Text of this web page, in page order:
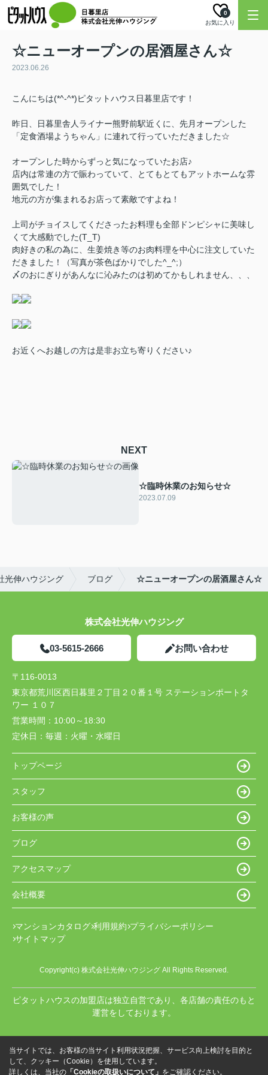
お気に入り
0
☆ニューオープンの居酒屋さん☆
2023.06.26
こんにちは(*^-^*)ピタットハウス日暮里店です！
昨日、日暮里舎人ライナー熊野前駅近くに、先月オープンした
「定食酒場ようちゃん」に連れて行っていただきました☆
オープンした時からずっと気になっていたお店♪
店内は常連の方で賑わっていて、とてもとてもアットホームな雰
囲気でした！
地元の方が集まれるお店って素敵ですよね！
上司がチョイスしてくださったお料理も全部ドンピシャに美味し
くて大感動でした(T_T)
肉好きの私の為に、生姜焼き等のお肉料理を中心に注文していた
だきました！（写真が茶色ばかりでした^_^;）
〆のおにぎりがあんなに沁みたのは初めてかもしれません、、、
お近くへお越しの方は是非お立ち寄りください♪
NEXT
☆臨時休業のお知らせ☆
2023.07.09
光伸ハウジング ブログ ☆ニューオープンの居酒屋さん☆
株式会社光伸ハウジング
03-5615-2666 お問い合わせ
〒116-0013
東京都荒川区西日暮里２丁目２０番１号 ステーションポートタ
ワー １０７
営業時間： 10:00～18:30
定休日： 毎週：火曜・水曜日
トップページ
スタッフ
お客様の声
ブログ
アクセスマップ
会社概要
マンションカタログ 利用規約 プライバシーポリシー
サイトマップ
Copyright(c) 株式会社光伸ハウジング All Rights Reserved.
ピタットハウスの加盟店は独立自営であり、各店舗の責任のもと
運営をしております。
当サイトでは、お客様の当サイト利用状況把握、サービス向上検討を目的と
して、クッキー（Cookie）を使用しています。
詳しくは、当社の 「Cookieの取扱いについて」 をご確認ください。